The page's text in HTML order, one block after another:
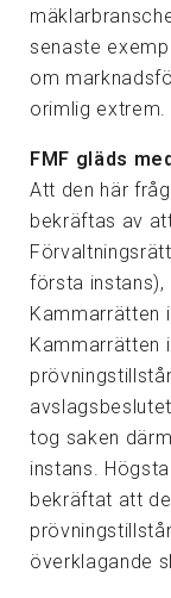
senaste
om
orimlig extrem.
FMF gläds
Att den här
bekräftas av
första instans),
Kammarrätten
Kammarrätten
tog saken
instans.
bekräftat att
överklagande